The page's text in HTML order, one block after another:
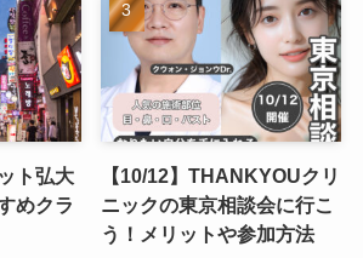
ト弘大
めクラ
【10/12】THANKYOUクリ
ニックの東京相談会に行こ
う！メリットや参加方法